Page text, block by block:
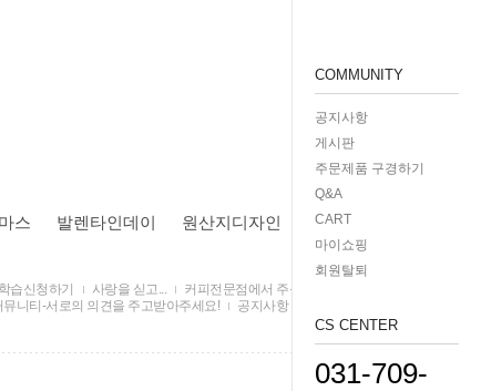
스 발렌타인데이
원산지디자인
COMMUNITY
공지사항
게시판
주문제품 구경하기
Q&A
CART
마이쇼핑
회원탈퇴
CS CENTER
031-709-
습신청하기 사랑을 싣고...
커피전문점에서 주문한 제품들 구경하
뮤니티-서로의 의견을 주고받아주세요! 공지사항